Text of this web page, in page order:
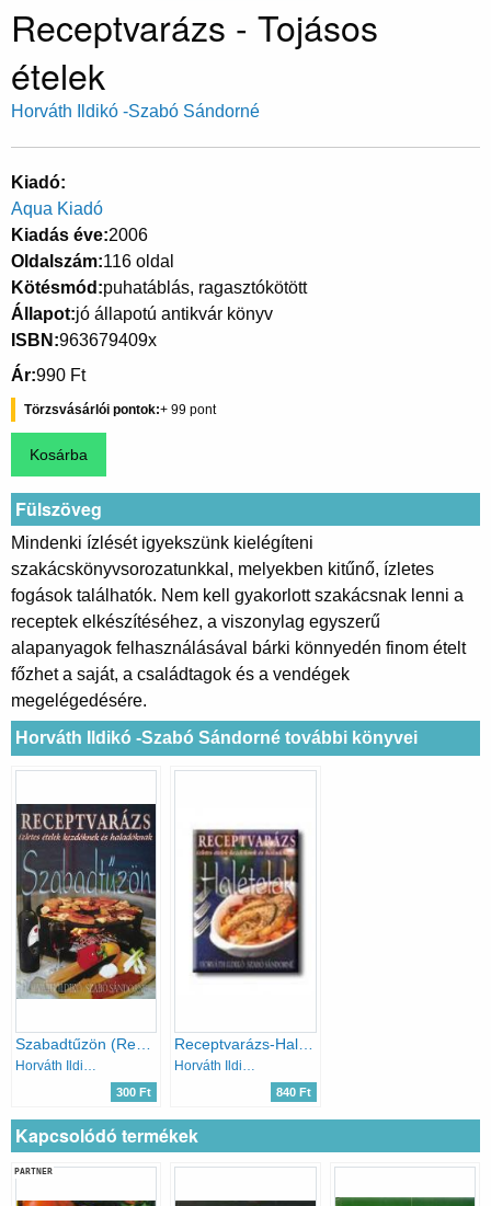
Receptvarázs - Tojásos
ételek
Horváth Ildikó -Szabó Sándorné
Kiadó
Aqua Kiadó
Kiadás éve 2006
Oldalszám 116 oldal
Kötésmód puhatáblás, ragasztókötött
Állapot jó állapotú antikvár könyv
ISBN 963679409x
Ár 990 Ft
Törzsvásárlói pontok 99
Fülszöveg
Mindenki ízlését igyekszünk kielégíteni
szakácskönyvsorozatunkkal, melyekben kitűnő, ízletes
fogások találhatók. Nem kell gyakorlott szakácsnak lenni a
receptek elkészítéséhez, a viszonylag egyszerű
alapanyagok felhasználásával bárki könnyedén finom ételt
főzhet a saját, a családtagok és a vendégek
megelégedésére.
Horváth Ildikó -Szabó Sándorné további könyvei
Horváth Ildikó -Szabó Sándorné
300 Ft
Horváth Ildikó -Szabó Sándorné
840 Ft
Kapcsolódó termékek
PARTNER